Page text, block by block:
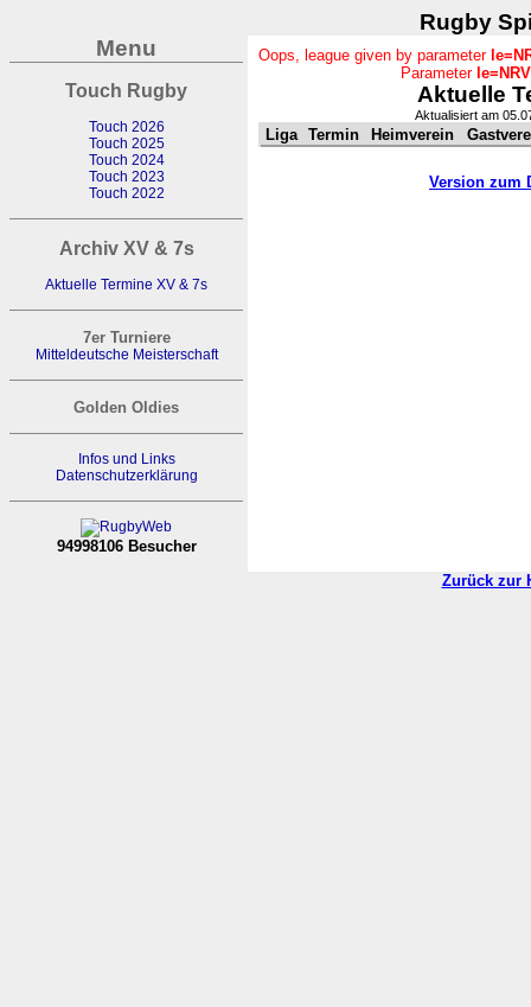
Rugby
Menu
Touch Rugby
Touch 2026
Touch 2025
Touch 2024
Touch 2023
Touch 2022
Archiv XV & 7s
Aktuelle Termine XV & 7s
7er Turniere
Mitteldeutsche Meisterschaft
Golden Oldies
Infos und Links
Datenschutzerklärung
94998106 Besucher
Oops, league given by parameter
Parameter
Aktuelle
Aktualisiert am
Liga Termin Heimverein
Version zum
Zurück zur